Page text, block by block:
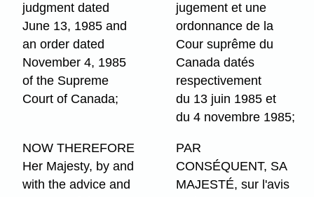
judgment dated
June 13, 1985 and
an order dated
November 4, 1985
of the Supreme
Court of Canada;
jugement et une
ordonnance de la
Cour suprême du
Canada datés
respectivement
du 13 juin 1985 et
du 4 novembre 1985;
NOW THEREFORE
Her Majesty, by and
with the advice and
PAR
CONSÉQUENT, SA
MAJESTÉ, sur l'avis